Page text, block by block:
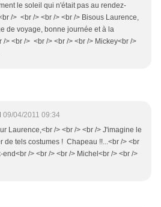
le soleil qui n'était pas au rendez-
/> <br /> <br /> <br /> Bisous Laurence,
de voyage, bonne journée et à la
/> <br /> <br /> <br /> <br /> Mickey<br />
09/04/2011 09:34
Laurence,<br /> <br /> <br /> J'imagine le
de tels costumes ! Chapeau !!...<br /> <br
end<br /> <br /> <br /> Michel<br /> <br />